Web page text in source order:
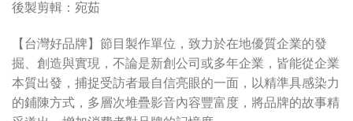
後製剪輯：宛茹
【台灣好品牌】節目製作單位，致力於在地優質企業的發
掘、創造與實現，不論是新創公司或多年企業，皆能從企業
本質出發，捕捉受訪者最自信亮眼的一面，以精準具感染力
的鋪陳方式，多層次堆疊影音內容豐富度，將品牌的故事精